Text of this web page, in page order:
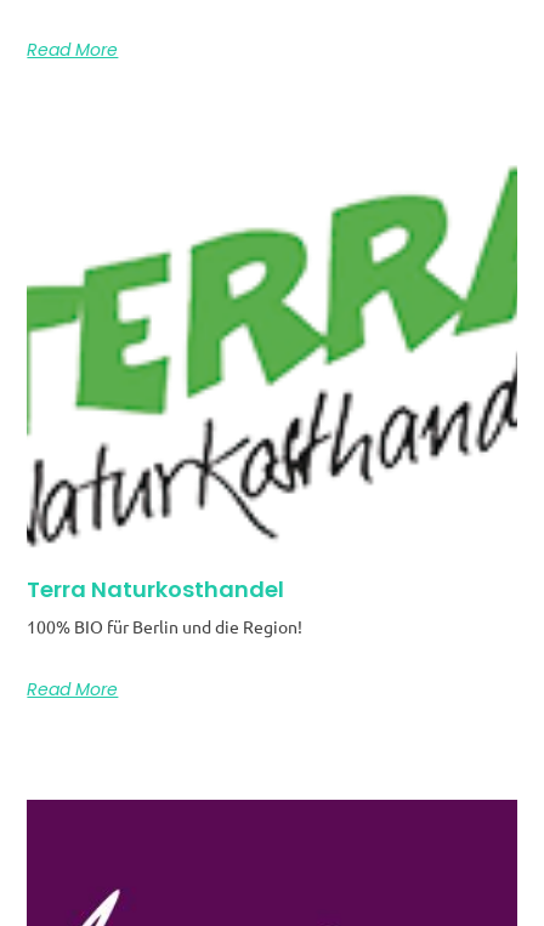
Read More
Terra Naturkosthandel
100% BIO für Berlin und die Region!
Read More